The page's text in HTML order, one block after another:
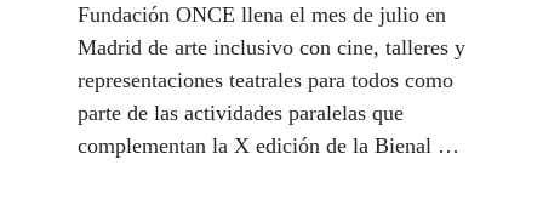
Fundación ONCE llena el mes de julio en
Madrid de arte inclusivo con cine, talleres y
representaciones teatrales para todos como
parte de las actividades paralelas que
complementan la X edición de la Bienal de